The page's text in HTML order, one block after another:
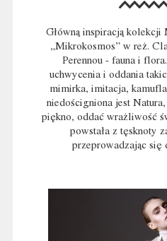
Główną inspiracją
„Mikrokosmos” w reż.
Perennou - fauna i
uchwycenia i oddania
mimirka, imitacja,
niedościgniona jest
piękno, oddać wrażliwość
powstała z tęsknoty
przeprowadzając się